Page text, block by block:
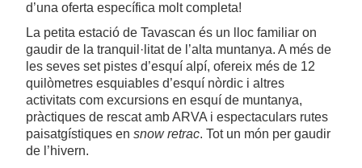
d’una oferta específica molt completa!
La petita estació de Tavascan és un lloc familiar on
gaudir de la tranquil·litat de l’alta muntanya. A més de
les seves set pistes d’esquí alpí, ofereix més de 12
quilòmetres esquiables d’esquí nòrdic i altres
activitats com excursions en esquí de muntanya,
pràctiques de rescat amb ARVA i espectaculars rutes
paisatgístiques en snow retrac. Tot un món per gaudir
de l’hivern.